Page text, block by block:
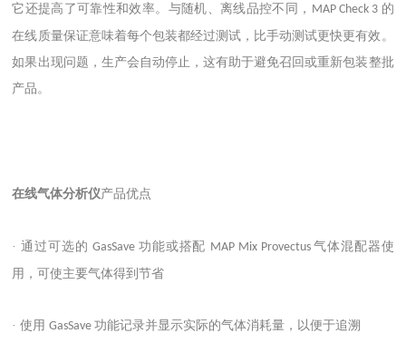
它还提高了可靠性和效率。与随机、离线品控不同， MAP Check 3 的
在线质量保证意味着每个包装都经过测试，比手动测试更快更有效。
如果出现问题，生产会自动停止，这有助于避免召回或重新包装整批
产品。
在线气体分析仪产品优点
· 通过可选的GasSave功能或搭配 MAP Mix Provectus气体混配器使
用，可使主要气体得到节省
· 使用GasSave功能记录并显示实际的气体消耗量，以便于追溯